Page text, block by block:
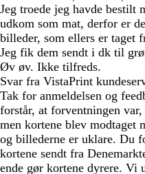
Jeg troede jeg havde bestilt
udkom som mat, derfor er
billeder, som ellers er taget
Jeg fik dem sendt i dk til
Øv øv. Ikke tilfreds.
Svar fra VistaPrint
Tak for anmeldelsen og
forstår, at forventningen
men kortene blev modtaget
og billederne er uklare. Du
kortene sendt fra
ende gør kortene dyrere. Vi